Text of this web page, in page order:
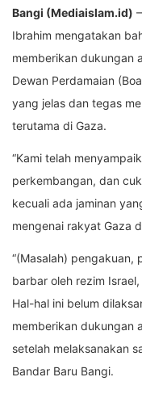
Bangi (Mediaislam.id)
Ibrahim mengatakan
memberikan dukungan
Dewan Perdamaian
yang jelas dan tegas
terutama di Gaza.
“Kami telah
perkembangan, dan
kecuali ada jaminan
mengenai rakyat Gaza
“(Masalah) pengakuan,
barbar oleh rezim
Hal-hal ini belum
memberikan dukungan
setelah melaksanakan
Bandar Baru Bangi.